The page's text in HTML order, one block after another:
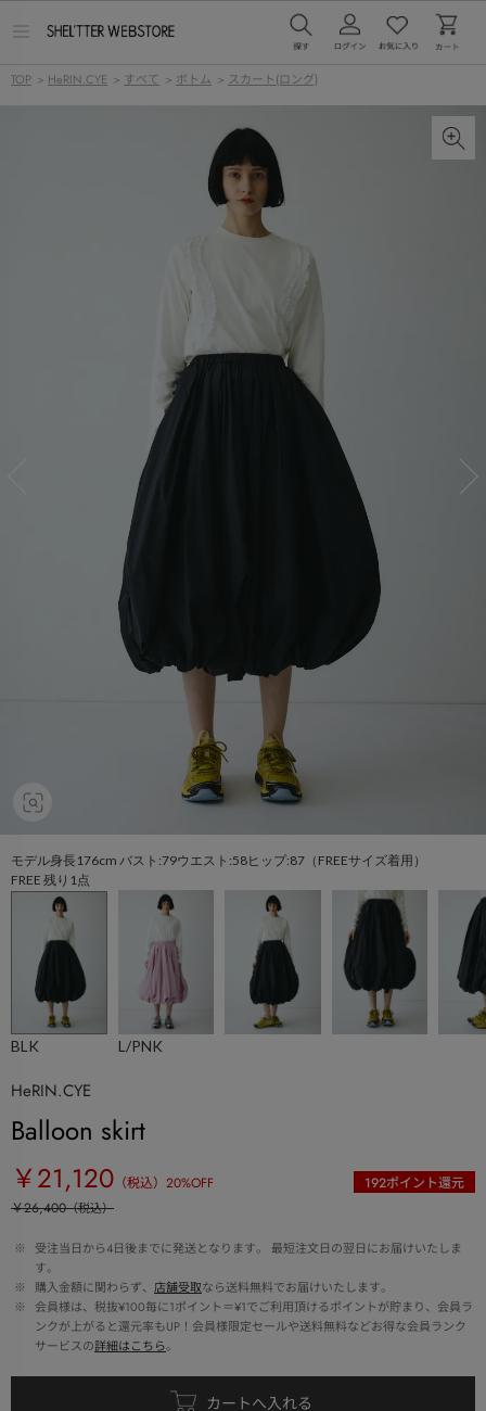
ー
TOP > HeRIN.CYE > すべて > ボトム > スカート(ロング)
モデル身長176cm バスト:79ウエスト:58ヒップ:87（FREEサイズ着用）
FREE 残り1点
BLK L/PNK
HeRIN.CYE
Balloon skirt
￥21,120 （税込） 20%OFF 192ポイント還元
￥26,400（税込）
※
受注当日から4日後までに発送となります。 最短注文日の翌日にお届けいたしま
す。
※
購入金額に関わらず、 店舗受取なら送料無料でお届けいたします。
※
会員様は、税抜¥100毎に1ポイント＝¥1でご利用頂けるポイントが貯まり、会員ラ
ンクが上がると還元率もUP！会員様限定セールや送料無料などお得な会員ランク
サービスの詳細はこちら。